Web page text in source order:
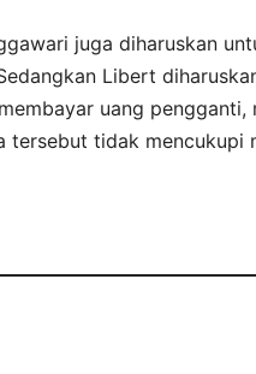
juga diharuskan
Libert
uang
tersebut tidak mencukupi